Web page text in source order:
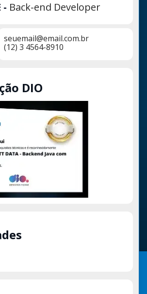
- Back-end Developer
seuemail@email.com.br
(12) 3 4564-8910
DIO